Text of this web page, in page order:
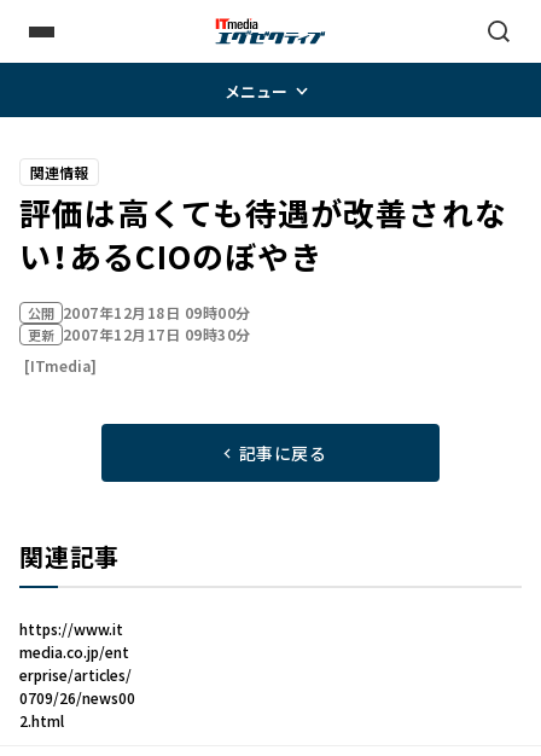
メニュー
関連情報
評価は高くても待遇が改善されな
い！――あるCIOのぼやき
公開 2007年12月18日 09時00分
更新 2007年12月17日 09時30分
[ITmedia]
記事に戻る
関連記事
https://www.it
media.co.jp/ent
erprise/articles/
0709/26/news00
2.html